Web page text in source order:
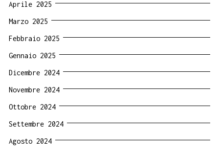
Aprile 2025
Marzo 2025
Febbraio 2025
Gennaio 2025
Dicembre 2024
Novembre 2024
Ottobre 2024
Settembre 2024
Agosto 2024